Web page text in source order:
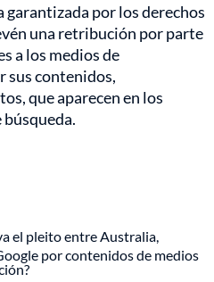
por los derechos
una retribución por parte
a los medios de
sus contenidos,
que aparecen en los
el pleito entre Australia,
por contenidos de medios